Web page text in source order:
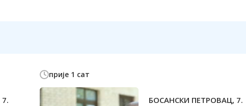
прије 1 сат
БОСАНСКИ ПЕТРОВАЦ, 7.